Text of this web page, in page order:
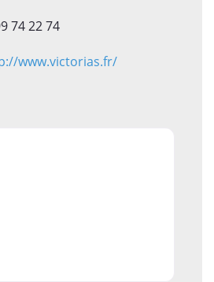
74 22 74
www.victorias.fr/